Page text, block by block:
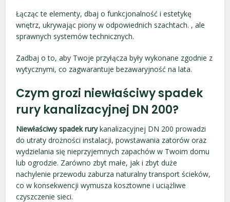
Łącząc te elementy, dbaj o funkcjonalność i estetykę
wnętrz, ukrywając piony w odpowiednich szachtach. , ale
sprawnych systemów technicznych.
Zadbaj o to, aby Twoje przyłącza były wykonane zgodnie z
wytycznymi, co zagwarantuje bezawaryjność na lata.
Czym grozi niewłaściwy spadek
rury kanalizacyjnej DN 200?
Niewłaściwy spadek rurykanalizacyjnej DN 200 prowadzi
do utraty drożności instalacji, powstawania zatorów oraz
wydzielania się nieprzyjemnych zapachów w Twoim domu
lub ogrodzie. Zarówno zbyt małe, jak i zbyt duże
nachylenie przewodu zaburza naturalny transport ścieków,
co w konsekwencji wymusza kosztowne i uciążliwe
czyszczenie sieci.